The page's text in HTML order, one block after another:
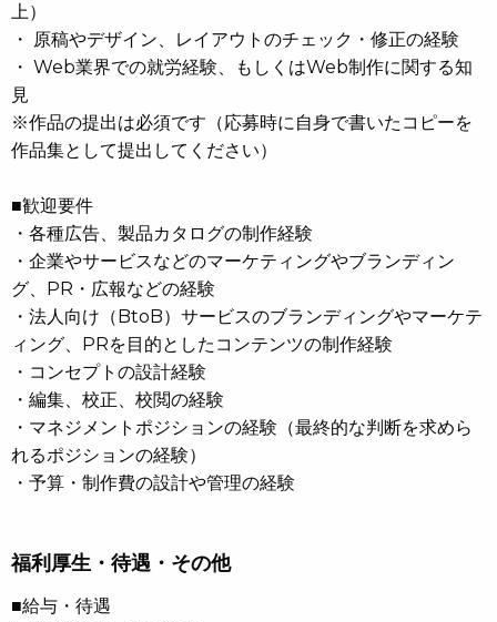
上）
・ 原稿やデザイン、レイアウトのチェック・修正の経験
・ Web業界での就労経験、もしくはWeb制作に関する知
見
※作品の提出は必須です（応募時に自身で書いたコピーを
作品集として提出してください）
■歓迎要件
・各種広告、製品カタログの制作経験
・企業やサービスなどのマーケティングやブランディン
グ、PR・広報などの経験
・法人向け（BtoB）サービスのブランディングやマーケテ
ィング、PRを目的としたコンテンツの制作経験
・コンセプトの設計経験
・編集、校正、校閲の経験
・マネジメントポジションの経験（最終的な判断を求めら
れるポジションの経験）
・予算・制作費の設計や管理の経験
福利厚生・待遇・その他
■給与・待遇